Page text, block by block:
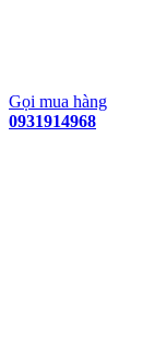
Gọi mua hàng
0931914968